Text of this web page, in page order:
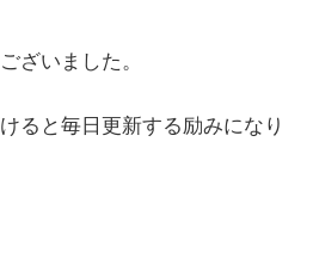
ざいました。
ると毎日更新する励みになり